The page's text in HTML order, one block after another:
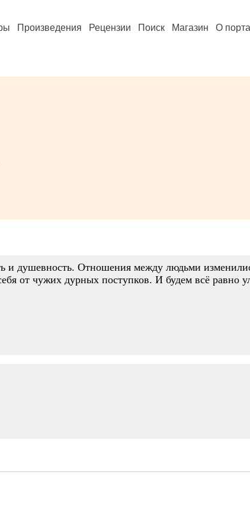
Произведения Рецензии Поиск Магазин О
и душевность. Отношения между людьми
от чужих дурных поступков. И будем всё равно